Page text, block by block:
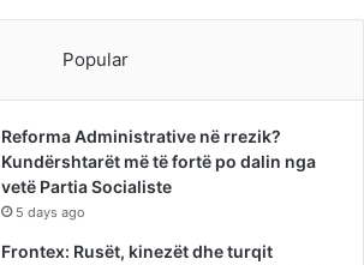
Popular
Reforma Administrative në rrezik?
Kundërshtarët më të fortë po dalin nga
vetë Partia Socialiste
5 days ago
Frontex: Rusët, kinezët dhe turqit